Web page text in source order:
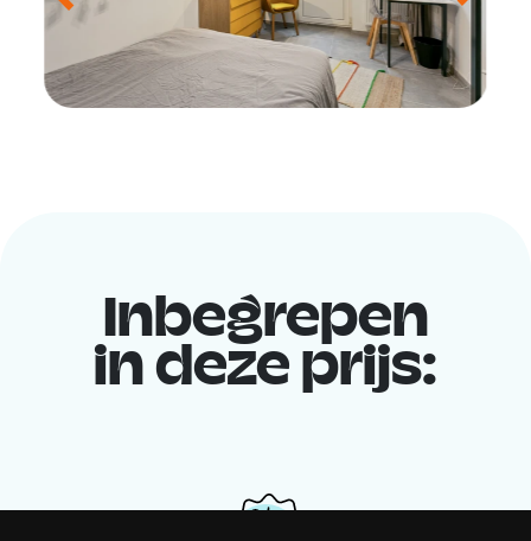
Inbegrepen
in deze prijs: